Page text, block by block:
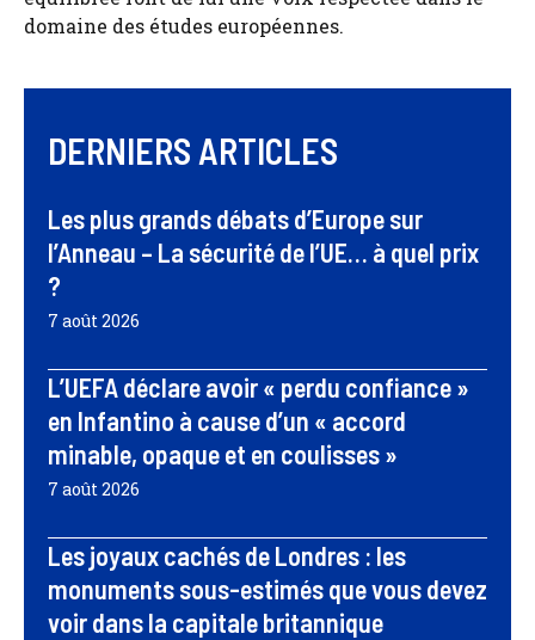
domaine des études européennes.
DERNIERS ARTICLES
Les plus grands débats d’Europe sur
l’Anneau – La sécurité de l’UE… à quel prix
?
7 août 2026
L’UEFA déclare avoir « perdu confiance »
en Infantino à cause d’un « accord
minable, opaque et en coulisses »
7 août 2026
Les joyaux cachés de Londres : les
monuments sous-estimés que vous devez
voir dans la capitale britannique